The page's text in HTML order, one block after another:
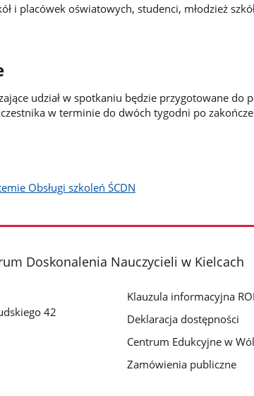
i placówek oświatowych, studenci, młodzież
udział w spotkaniu będzie przygotowane do
w terminie do dwóch tygodni po
Obsługi szkoleń ŚCDN
Doskonalenia Nauczycieli w Kielcach
42
Klauzula informacyjna
Deklaracja dostępności
Centrum Edukcyjne w
Zamówienia publiczne